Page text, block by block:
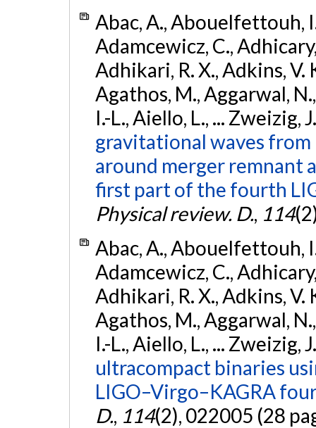
Abac, A., Abouelfettouh,
Adamcewicz, C.,
Adhikari, R. X., Adkins, V.
Agathos, M., Aggarwal,
I.-L., Aiello, L., ... Zweizig,
gravitational waves
around merger remnant
first part of the fourth
Physical review. D., 114
Abac, A., Abouelfettouh,
Adamcewicz, C.,
Adhikari, R. X., Adkins, V.
Agathos, M., Aggarwal,
I.-L., Aiello, L., ... Zweizig,
ultracompact binaries
LIGO–Virgo–KAGRA
D., 114(2), 022005 (28